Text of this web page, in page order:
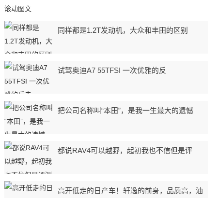
滚动图文
同样都是1.2T发动机，大众和丰田的区别
试驾奥迪A7 55TFSI 一次优雅的反
把公司名称叫“本田”，是我一生最大的遗憾
都说RAV4可以越野，起初我也不信但是评
高开低走的日产车！轩逸的前身，品质高，油